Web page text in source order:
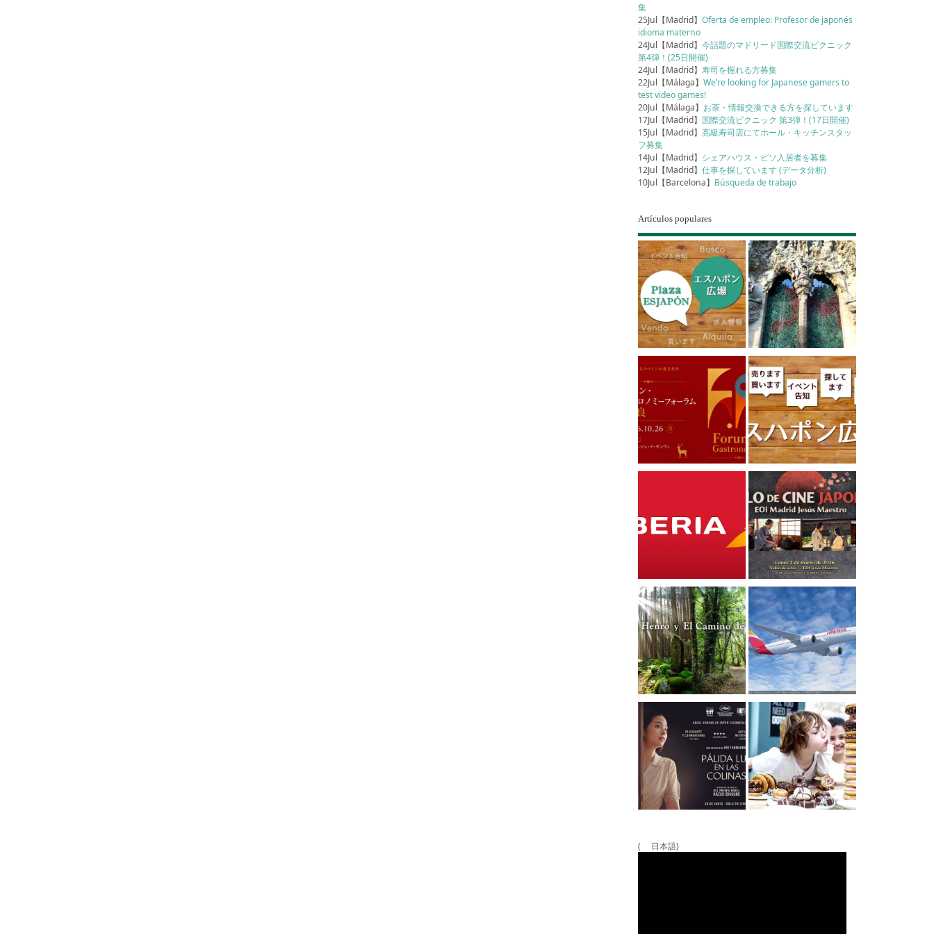
集
25Jul【Madrid】Oferta de empleo: Profesor de japonés
idioma materno
24Jul【Madrid】今話題のマドリード国際交流ピクニック
第4弾！(25日開催)
24Jul【Madrid】寿司を握れる方募集
22Jul【Málaga】We’re looking for Japanese gamers to
test video games!
20Jul【Málaga】 お茶・情報交換できる方を探しています
17Jul【Madrid】 国際交流ピクニック 第3弾！(17日開催)
15Jul【Madrid】高級寿司店にてホール・キッチンスタッ
フ募集
14Jul【Madrid】 シェアハウス・ピソ入居者を募集
12Jul【Madrid】仕事を探しています (データ分析)
10Jul【Barcelona】 Búsqueda de trabajo
Artículos populares
( 日本語)